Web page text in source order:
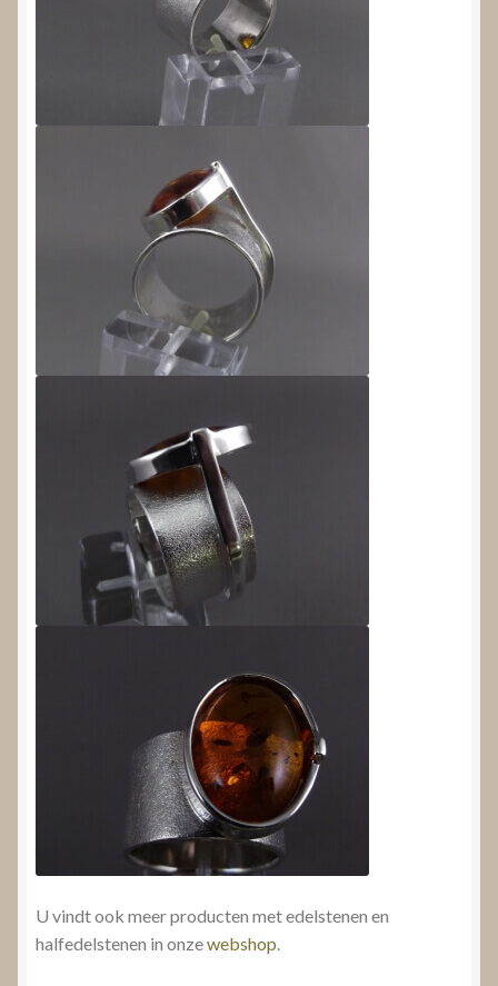
U vindt ook meer producten met edelstenen en
halfedelstenen in onzewebshop.